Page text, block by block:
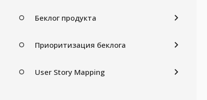
Беклог продукта
Приоритизация беклога
User Story Mapping